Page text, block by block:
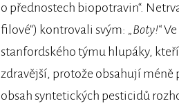
o přednostech biopotravin“.
filové“) kontrovali svým: „Boty!“Ve
stanfordského týmu hlupáky,
zdravější, protože obsahují méně
obsah syntetických pesticidů